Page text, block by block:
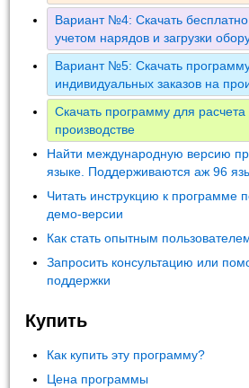
Вариант №4: Скачать
учетом нарядов и загрузки
Вариант №5: Скачать
индивидуальных заказов на
Скачать программу для
производстве
Найти международную версию
языке. Поддерживаются аж 96
Читать инструкцию к программе
демо-версии
Как стать опытным
Запросить консультацию или
поддержки
Купить
Как купить эту программу?
Цена программы